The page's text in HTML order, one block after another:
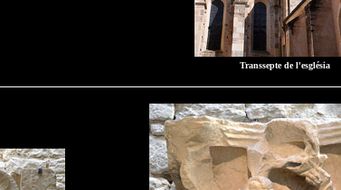
Transsepte de l'església